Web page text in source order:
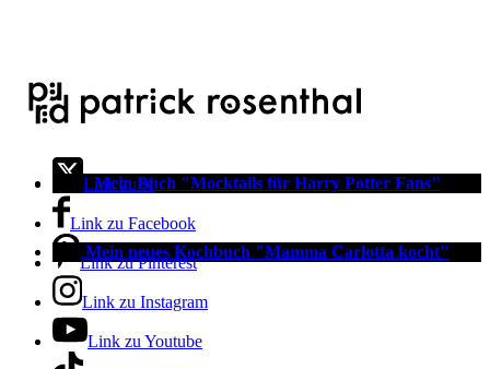
Link zu X
Link zu Facebook
Link zu Pinterest
Link zu Instagram
Link zu Youtube
Mein Buch "Mocktails für Harry Potter Fans"
Mein neues Kochbuch "Mamma Carlotta kocht"